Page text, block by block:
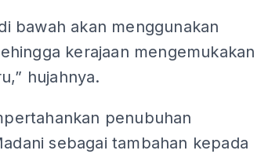
bawah akan menggunakan
kerajaan mengemukakan
hujahnya.
penubuhan
sebagai tambahan kepada